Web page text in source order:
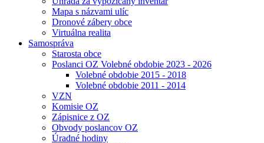
Mapa s názvami ulíc
Dronové zábery obce
Virtuálna realita
Samospráva
Starosta obce
Poslanci OZ Volebné obdobie 2023 - 2026
Volebné obdobie 2015 - 2018
Volebné obdobie 2011 - 2014
VZN
Komisie OZ
Zápisnice z OZ
Obvody poslancov OZ
Úradné hodiny